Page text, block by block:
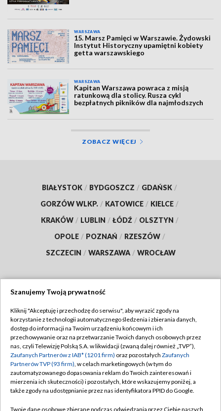
WARSZAWA
15. Marsz Pamięci w Warszawie. Żydowski
Instytut Historyczny upamiętni kobiety
getta warszawskiego
WARSZAWA
Kapitan Warszawa powraca z misją
ratunkową dla stolicy. Rusza cykl
bezpłatnych pikników dla najmłodszych
ZOBACZ WIĘCEJ
BIAŁYSTOK / BYDGOSZCZ / GDAŃSK /
GORZÓW WLKP. / KATOWICE / KIELCE /
KRAKÓW / LUBLIN / ŁÓDŹ / OLSZTYN /
OPOLE / POZNAŃ / RZESZÓW /
SZCZECIN / WARSZAWA / WROCŁAW
TVP
Abonament TVP
Emisja w TVP
Centrum informacji TVP
Naziemna Telewizja Cyfrowa
Regulamin TVP
Polityka prywatności
Moje zgody
Pomoc
Szanujemy Twoją prywatność
Kliknij "Akceptuję i przechodzę do serwisu", aby wyrazić zgody na
korzystanie z technologii automatycznego śledzenia i zbierania danych,
dostęp do informacji na Twoim urządzeniu końcowym i ich
przechowywanie oraz na przetwarzanie Twoich danych osobowych przez
nas, czyli Telewizję Polską S.A. w likwidacji (zwaną dalej również „TVP”),
Zaufanych Partnerów z IAB* (1201 firm) oraz pozostałych Zaufanych
Partnerów TVP (93 firm), w celach marketingowych (w tym do
zautomatyzowanego dopasowania reklam do Twoich zainteresowań i
mierzenia ich skuteczności) i pozostałych, które wskazujemy poniżej, a
także zgody na udostępnianie przez nas identyfikatora PPID do Google.
Twoje dane osobowe zbierane podczas odwiedzania przez Ciebie naszych